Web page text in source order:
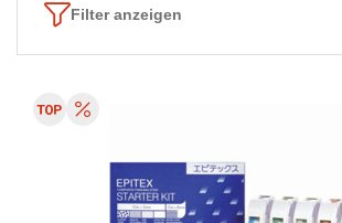
Filter anzeigen